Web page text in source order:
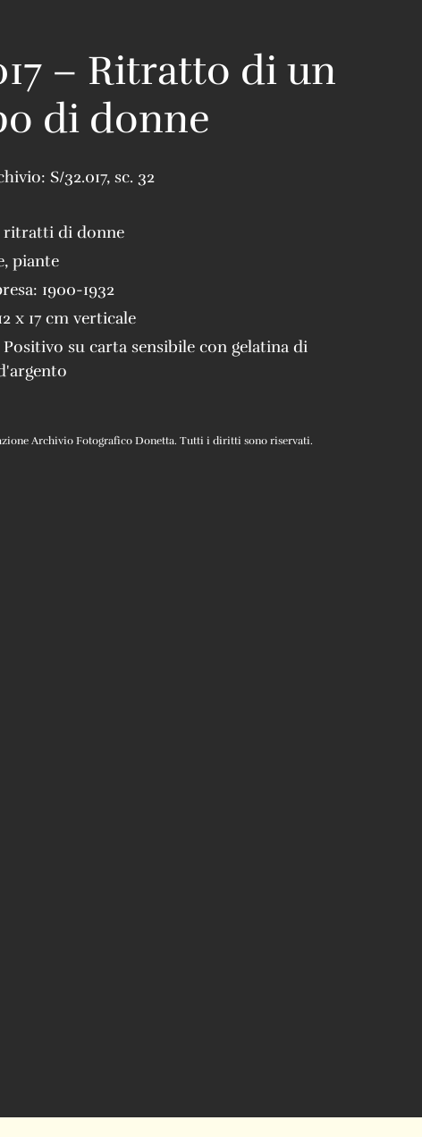
– Ritratto di un
di donne
S/32.017, sc. 32
ritratti di donne
, piante
1900-1932
x 17 cm verticale
Positivo su carta sensibile con gelatina di
Archivio Fotografico Donetta. Tutti i diritti sono riservati.